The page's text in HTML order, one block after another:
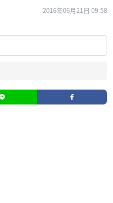
2016年06月21日 09:58